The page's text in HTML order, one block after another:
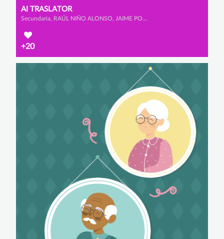
AI TRASLATOR
Secundaria, RAÚL NIÑO ALONSO, JAIME POMBO CARAMÉ y TEO SENFTLEBEN
+20